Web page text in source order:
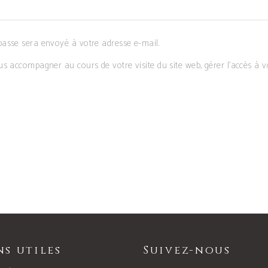
sera envoyé à votre adresse e-mail.
accompagner au cours de votre visite du site web, gérer l’accès à
utiles
Suivez-nous